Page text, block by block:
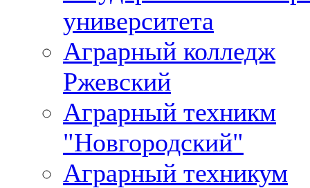
университета
Аграрный колледж
Ржевский
Аграрный техникм
"Новгородский"
Аграрный техникум